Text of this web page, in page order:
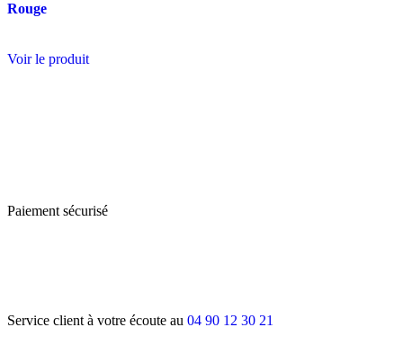
Rouge
Voir le produit
Paiement sécurisé
Service client à votre écoute au 04 90 12 30 21